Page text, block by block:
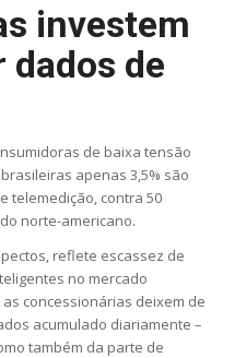
investem
dados de
de baixa tensão
apenas 3,5% são
telemedição, contra 50
norte-americano.
reflete escassez de
no mercado
concessionárias deixem de
acumulado diariamente –
também da parte de